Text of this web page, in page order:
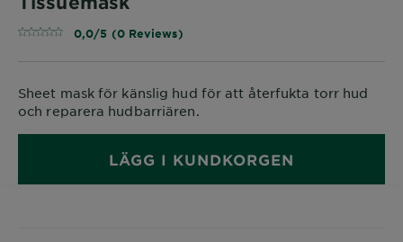
0,0/5 (0 Reviews)
Sheet mask för känslig hud för att återfukta torr hud
och reparera hudbarriären.
LÄGG I KUNDKORGEN